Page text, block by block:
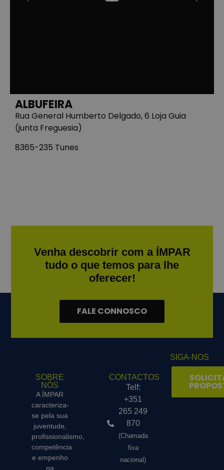
ALBUFEIRA
Rua General Humberto Delgado, 6 Loja Guia
(junta Freguesia)
8365-235 Tunes
Venha descobrir com a ÍMPAR
tudo o que temos para lhe
oferecer!
FALE CONNOSCO
SOBRE
NÓS
A ÍMPAR
caracteriza-
se pela sua
juventude,
profissionalismo,
competência
e empenho
na
CONTACTOS
Telf:
+351
265 249
870
(Chamada
fixa
nacional)
SIGA-NOS